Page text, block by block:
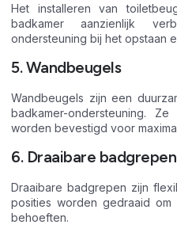
Het installeren van
badkamer aanzienlijk
ondersteuning bij het opstaan
5. Wandbeugels
Wandbeugels zijn een
badkamer-ondersteuning.
worden bevestigd voor
6. Draaibare badgrepen
Draaibare badgrepen zijn
posities worden gedraaid
behoeften.